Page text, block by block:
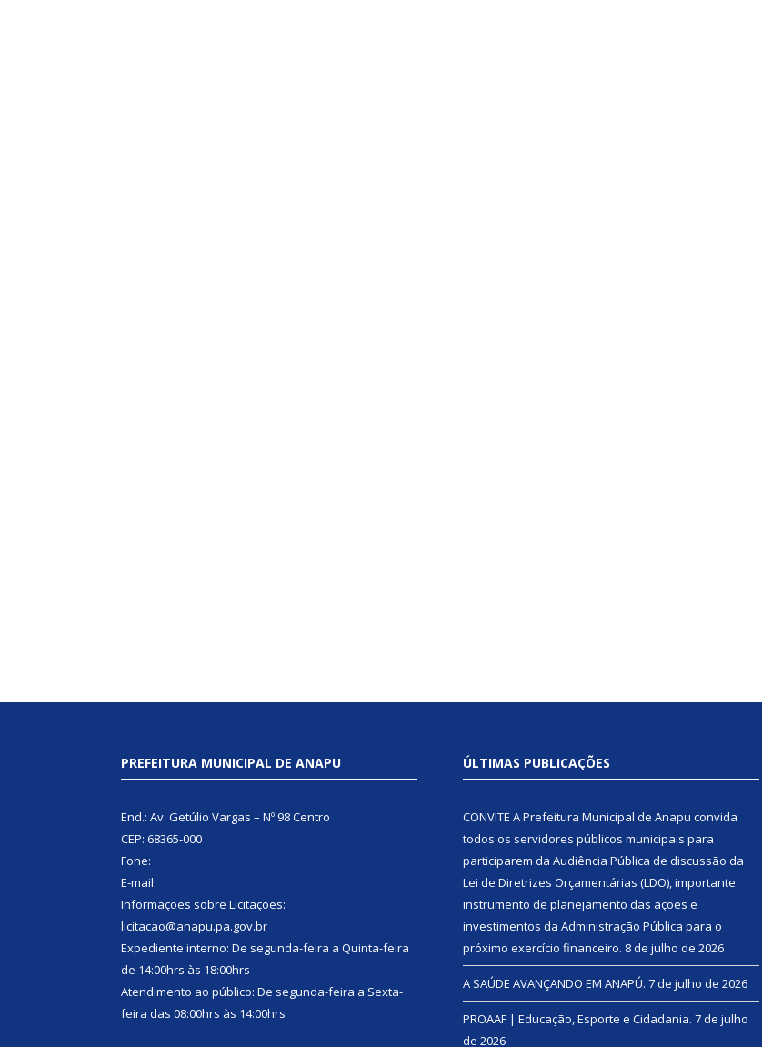
PREFEITURA MUNICIPAL DE ANAPU
End.: Av. Getúlio Vargas – Nº 98 Centro
CEP: 68365-000
Fone:
E-mail:
Informações sobre Licitações:
licitacao@anapu.pa.gov.br
Expediente interno: De segunda-feira a Quinta-feira
de 14:00hrs às 18:00hrs
Atendimento ao público: De segunda-feira a Sexta-
feira das 08:00hrs às 14:00hrs
ÚLTIMAS PUBLICAÇÕES
CONVITE A Prefeitura Municipal de Anapu convida
todos os servidores públicos municipais para
participarem da Audiência Pública de discussão da
Lei de Diretrizes Orçamentárias (LDO), importante
instrumento de planejamento das ações e
investimentos da Administração Pública para o
próximo exercício financeiro. 8 de julho de 2026
A SAÚDE AVANÇANDO EM ANAPÚ. 7 de julho de 2026
PROAAF | Educação, Esporte e Cidadania. 7 de julho
de 2026